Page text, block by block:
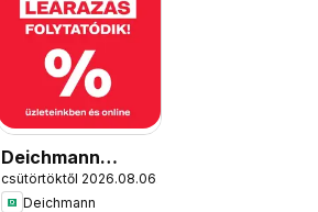
Deichmann
akciós újság
csütörtöktől 2026.08.06.
Deichmann